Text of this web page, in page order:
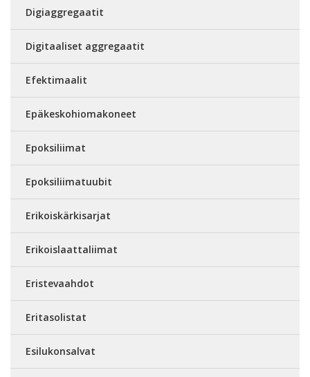
Digiaggregaatit
Digitaaliset aggregaatit
Efektimaalit
Epäkeskohiomakoneet
Epoksiliimat
Epoksiliimatuubit
Erikoiskärkisarjat
Erikoislaattaliimat
Eristevaahdot
Eritasolistat
Esilukonsalvat